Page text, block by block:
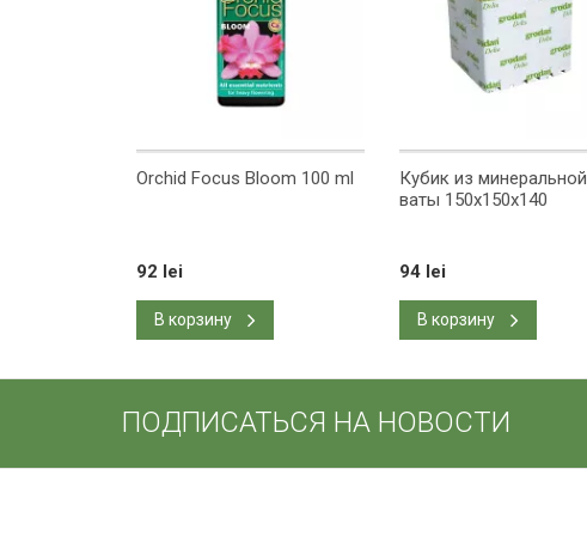
Orchid Focus Bloom 100 ml
92 lei
В корзину
Кубик из минеральной
ваты 150x150x140
94 lei
В корзину
ПОДПИСАТЬСЯ НА НОВОСТИ